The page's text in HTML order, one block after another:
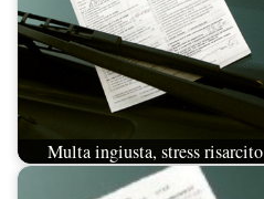
Multa ingiusta, stress risarcito